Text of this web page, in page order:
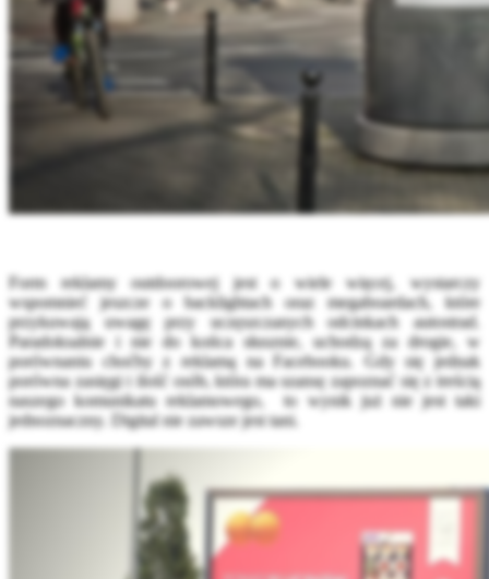
Form reklamy outdoorowej jest o wiele więcej, wystarczy
wspomnieć jeszcze o backlightach oraz megaboardach, które
przykuwają uwagę przy uczęszczanych odcinkach autostrad.
Paradoksalnie i nie do końca słusznie, uchodzą za drogie, w
porównaniu choćby z reklamą na Facebooku. Gdy się jednak
porówna zasięgi i ilość osób, która ma szansę zapoznać się z treścią
naszego komunikatu reklamowego, to wynik już nie jest taki
jednoznaczny. Digital nie zawsze jest tani.